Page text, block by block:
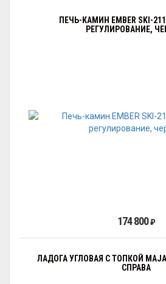
ПЕЧЬ-КАМИН EMBER SKI-
РЕГУЛИРОВАНИЕ,
174 800₽
ЛАДОГА УГЛОВАЯ С ТОПКОЙ
СПРАВА